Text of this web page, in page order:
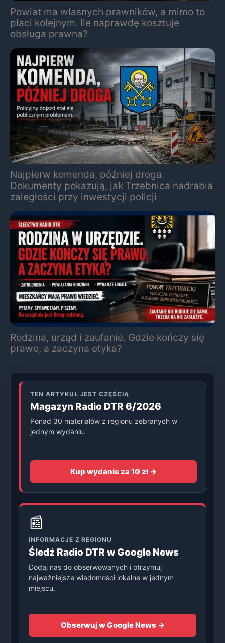
Powiat ma własnych prawników, a mimo to
płaci kolejnym. Ile naprawdę kosztuje
obsługa prawna?
Najpierw komenda, później droga.
Dokumenty pokazują, jak Trzebnica nadrabia
zaległości przy inwestycji policji
Rodzina, urząd i zaufanie. Gdzie kończy się
prawo, a zaczyna etyka?
TEN ARTYKUŁ JEST CZĘŚCIĄ
Magazyn Radio DTR 6/2026
Ponad 30 materiałów z regionu zebranych w
jednym wydaniu.
Kup wydanie za 10 zł →
📰
INFORMACJE Z REGIONU
Śledź Radio DTR w Google News
Dodaj nas do obserwowanych i otrzymuj
najważniejsze wiadomości lokalne w jednym
miejscu.
Obserwuj w Google News →